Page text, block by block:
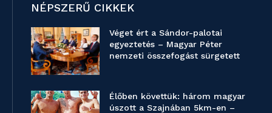
NÉPSZERŰ CIKKEK
Véget ért a Sándor-palotai
egyeztetés – Magyar Péter
nemzeti összefogást sürgetett
Élőben követtük: három magyar
úszott a Szajnában 5km-en –